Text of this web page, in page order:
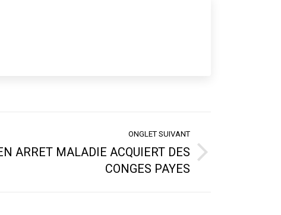
ONGLET SUIVANT
ARRET MALADIE ACQUIERT DES
CONGES PAYES